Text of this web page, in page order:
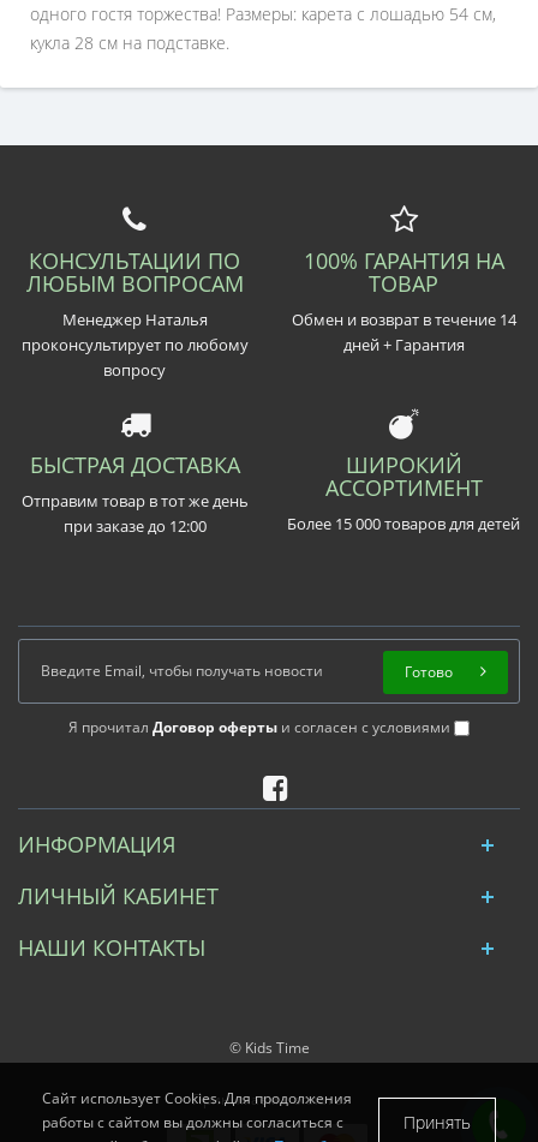
одного гостя торжества! Размеры: карета с лошадью 54 см,
кукла 28 см на подставке.
КОНСУЛЬТАЦИИ ПО
ЛЮБЫМ ВОПРОСАМ
Менеджер Наталья
проконсультирует по любому
вопросу
100% ГАРАНТИЯ НА
ТОВАР
Обмен и возврат в течение 14
дней + Гарантия
БЫСТРАЯ ДОСТАВКА
Отправим товар в тот же день
при заказе до 12:00
ШИРОКИЙ
АССОРТИМЕНТ
Более 15 000 товаров для детей
Я прочитал Договор оферты и согласен с условиями
Готово
ИНФОРМАЦИЯ
ЛИЧНЫЙ КАБИНЕТ
НАШИ КОНТАКТЫ
© Kids Time
Принимаем к оплате:
Сайт использует Cookies. Для продолжения
работы с сайтом вы должны согласиться с
Принять